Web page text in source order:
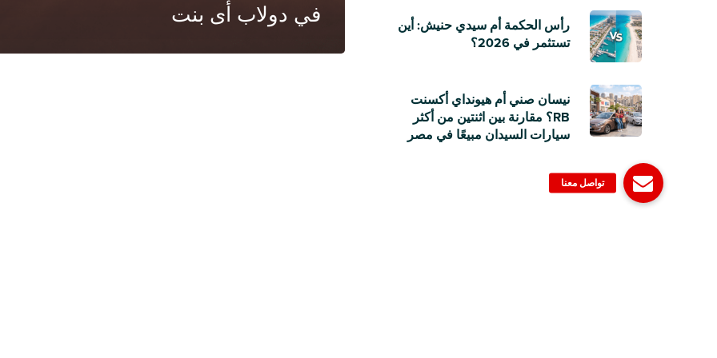
في دولاب أى بنت
رأس الحكمة أم سيدي حنيش: أين
تستثمر في 2026؟
نيسان صني أم هيونداي أكسنت
RB؟ مقارنة بين اثنتين من أكثر
سيارات السيدان مبيعًا في مصر